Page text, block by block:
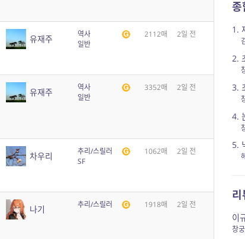
유재주
역사
일반
2112매 2일 전
유재주
역사
일반
3352매 2일 전
차우리
추리/스릴러
SF
1062매 2일 전
나기 추리/스릴러 1918매 2일 전
종
1.
2.
3.
4.
5.
리
창궁